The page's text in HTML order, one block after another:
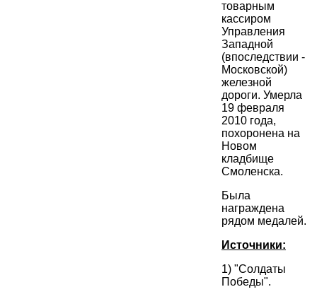
товарным
кассиром
Управления
Западной
(впоследствии -
Московской)
железной
дороги. Умерла
19 февраля
2010 года,
похоронена на
Новом
кладбище
Смоленска.
Была
награждена
рядом медалей.
Источники:
1) "Солдаты
Победы".